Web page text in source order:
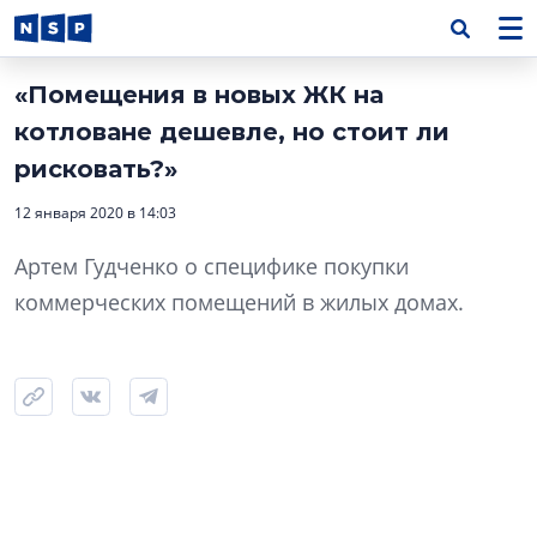
«Помещения в новых ЖК на
котловане дешевле, но стоит ли
рисковать?»
12 января 2020 в 14:03
Артем Гудченко о специфике покупки
коммерческих помещений в жилых домах.